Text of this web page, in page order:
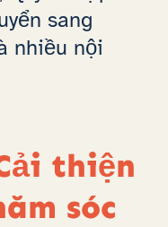
sang
nhiều nội
thiện
sóc